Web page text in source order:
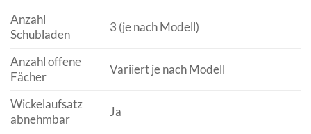
Anzahl
Schubladen
3 (je nach Modell)
Anzahl offene
Fächer
Variiert je nach Modell
Wickelaufsatz
abnehmbar
Ja